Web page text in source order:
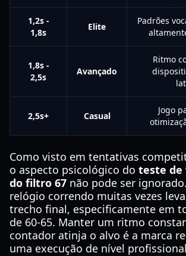
1,2s -
1,8s
Elite
Padrões
1,8s -
2,5s
Avançado
Ritmo
2,5s+ Casual
Jogo
Como visto em tentativas
o aspecto psicológico do teste de
do filtro 67 não pode ser
relógio correndo muitas vezes
trecho final, especificamente em
de 60-65. Manter um ritmo
contador atinja o alvo é a marca
uma execução de nível